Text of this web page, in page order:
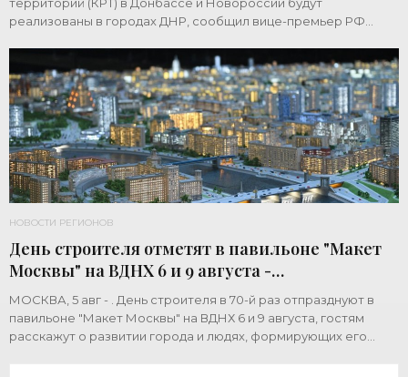
реализованы в городах ДНР, сообщил вице-премьер РФ
НОВОСТИ РЕГИОНОВ
День строителя отметят в павильоне "Макет
Москвы" на ВДНХ 6 и 9 августа -
«Строительство»
МОСКВА, 5 авг - . День строителя в 70-й раз отпразднуют в
павильоне "Макет Москвы" на ВДНХ 6 и 9 августа, гостям
расскажут о развитии города и людях, формирующих его